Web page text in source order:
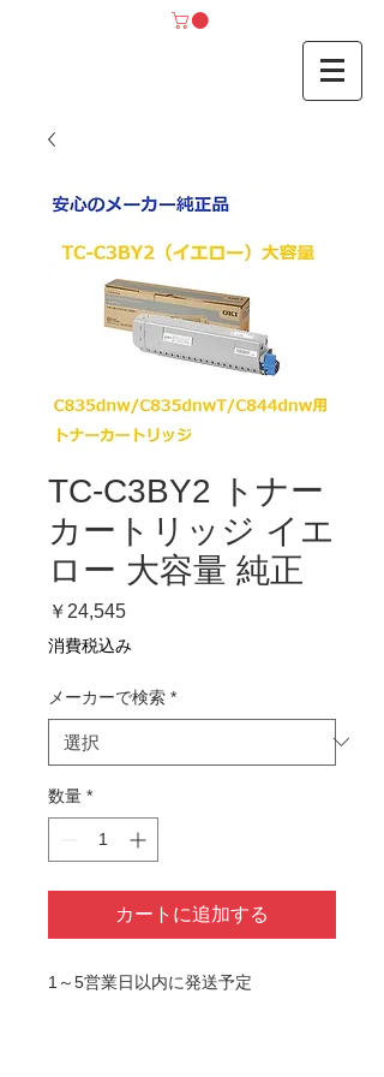
TC-C3BY2 トナー
カートリッジ イエ
ロー 大容量 純正
￥24,545価
格
消費税込み
メーカーで検索 *
数量 *
カートに追加する
1～5営業日以内に発送予定